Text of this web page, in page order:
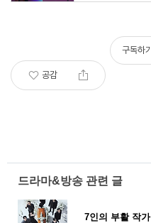
공감
구독하기
드라마&방송 관련 글